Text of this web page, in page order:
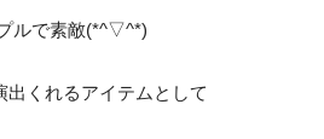
ルで素敵(*^▽^*)
出くれるアイテムとして